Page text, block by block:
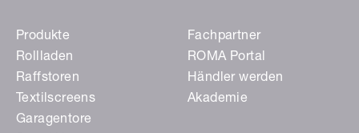
Produkte
Rollladen
Raffstoren
Textilscreens
Garagentore
Fachpartner
ROMA Portal
Händler werden
Akademie